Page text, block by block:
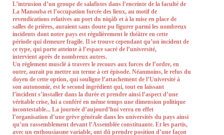
L’intrusion d’un groupe de salafistes dans l’enceinte de la faculté de
La Manouba et l’occupation forcée des lieux, au motif de
revendications relatives au port du niqâb et à la mise en place de
salles de prières, auraient sans doute pu figurer parmi les nombreux
incidents dont notre pays est régulièrement le théâtre en cette
période qui demeure fragile. Il se trouve cependant qu’un incident de
ce type, qui porte atteinte à l’espace sacré de l’université,
intervient après de nombreux autres.
Un règlement musclé à travers le recours aux forces de l’ordre, en
outre, aurait pu mettre un terme à cet épisode. Néanmoins, le refus du
doyen de cette option, qui souligne l’attachement de l’Université à
son autonomie, est le second ingrédient qui, tout en laissant
l’incident s’installer dans la durée et prendre ainsi l’aspect d’une
véritable crise, lui a conféré en même temps une dimension politique
incontestable... La journée d’aujourd’hui verra en effet
l’organisation d’une grève générale dans les universités du pays ainsi
qu’un rassemblement devant l’Assemblée constituante. Et les partis,
avec un enthousiasme variable, ont dû prendre position d’une façon